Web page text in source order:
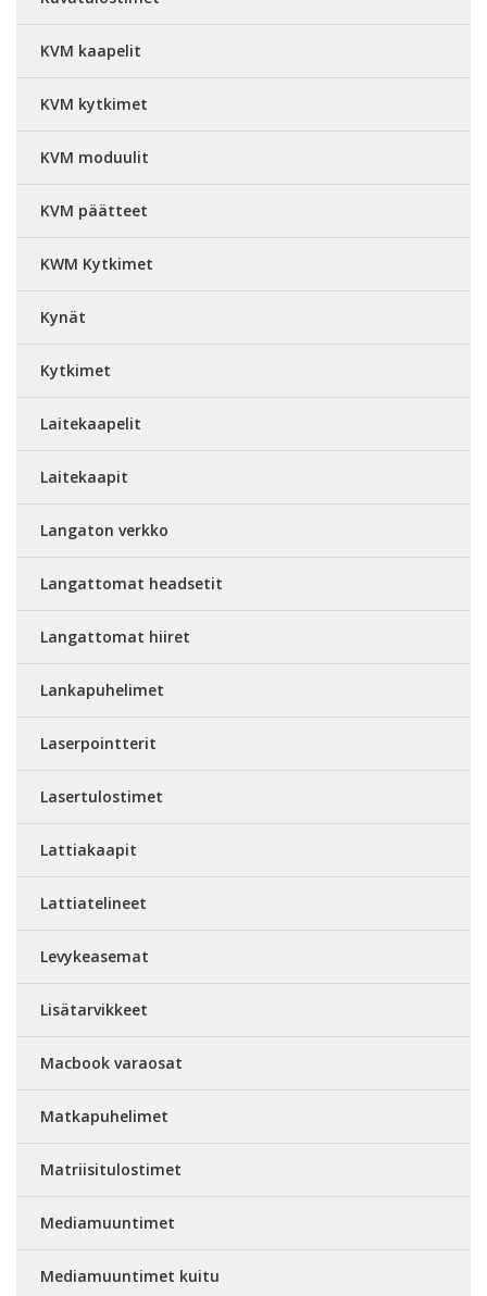
KVM kaapelit
KVM kytkimet
KVM moduulit
KVM päätteet
KWM Kytkimet
Kynät
Kytkimet
Laitekaapelit
Laitekaapit
Langaton verkko
Langattomat headsetit
Langattomat hiiret
Lankapuhelimet
Laserpointterit
Lasertulostimet
Lattiakaapit
Lattiatelineet
Levykeasemat
Lisätarvikkeet
Macbook varaosat
Matkapuhelimet
Matriisitulostimet
Mediamuuntimet
Mediamuuntimet kuitu